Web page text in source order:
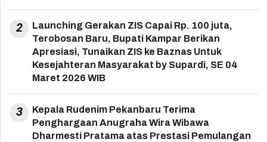
2
Launching Gerakan ZIS Capai Rp. 100 juta,
Terobosan Baru, Bupati Kampar Berikan
Apresiasi, Tunaikan ZIS ke Baznas Untuk
Kesejahteran Masyarakat by Supardi, SE 04
Maret 2026 WIB
3
Kepala Rudenim Pekanbaru Terima
Penghargaan Anugraha Wira Wibawa
Dharmesti Pratama atas Prestasi Pemulangan